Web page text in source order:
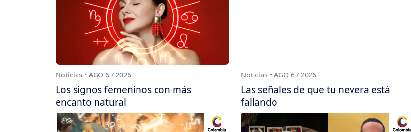
Noticias • AGO 6 / 2026
Los signos femeninos con más
encanto natural
Noticias • AGO 6 / 2026
Las señales de que tu nevera está
fallando